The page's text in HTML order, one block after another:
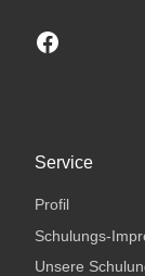
Service
Profil
Schulungs-
Unsere